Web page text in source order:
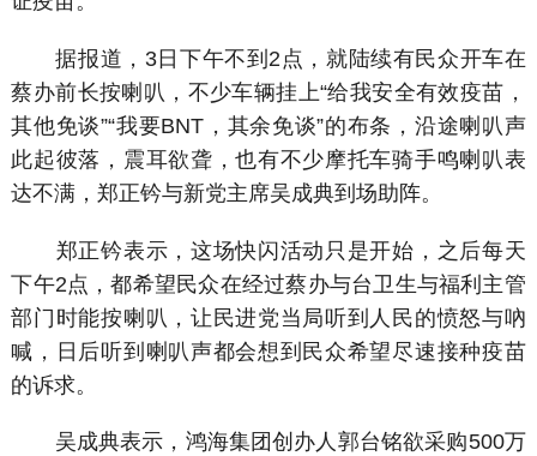
据报道，3日下午不到2点，就陆续有民众开车在
蔡办前长按喇叭，不少车辆挂上“给我安全有效疫苗，
其他免谈”“我要BNT，其余免谈”的布条，沿途喇叭声
此起彼落，震耳欲聋，也有不少摩托车骑手鸣喇叭表
达不满，郑正钤与新党主席吴成典到场助阵。
郑正钤表示，这场快闪活动只是开始，之后每天
下午2点，都希望民众在经过蔡办与台卫生与福利主管
部门时能按喇叭，让民进党当局听到人民的愤怒与吶
喊，日后听到喇叭声都会想到民众希望尽速接种疫苗
的诉求。
吴成典表示，鸿海集团创办人郭台铭欲采购500万